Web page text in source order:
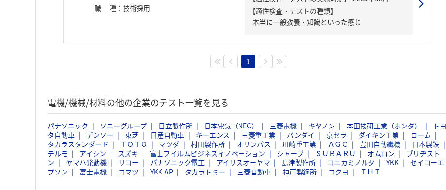
職種 ： 技術採用
【適性検査・テストの種類】
本当に一般教養・知識といった感じ
1
電機/機械/材料の他の企業のテスト一覧を見る
パナソニック ソニーグループ 日立製作所 日本電気（NEC） 三菱電機 キヤノン 本田技研工業（ホンダ）
トヨ
タ自動車
デンソー 東芝 日産自動車 キーエンス 三菱重工業 バンダイ 京セラ ダイキン工業
ローム
タカラスタンダード
ＴＯＴＯ マツダ 村田製作所 オリンパス 川崎重工業 ＡＧＣ 豊田自動織機
日本製鉄
テルモ
アイシン スズキ 富士フイルムビジネスイノベーション シャープ ＳＵＢＡＲＵ オムロン
ブリヂスト
ン
ヤマハ発動機 リコー パナソニック電工 アイリスオーヤマ 島津製作所 コニカミノルタ YKK
セイコーエ
プソン
富士電機 コマツ YKK AP タカラトミー 三菱自動車 神戸製鋼所 コクヨ ＩＨＩ